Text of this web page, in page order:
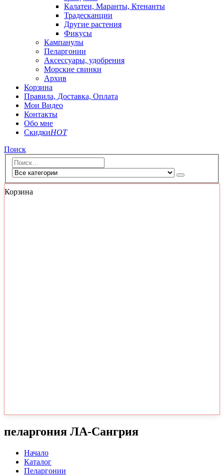
Калатеи, Маранты, Ктенанты
Традесканции
Другие растения
Фикусы
Кампанулы
Пеларгонии
Аксессуары, удобрения
Морские свинки
Архив
Корзина
Правила, Доставка, Оплата
Мои Видео
Контакты
Обо мне
СкидкиHOT
Поиск
Корзина
пеларгония ЛА-Сангрия
Начало
Каталог
Пеларгонии